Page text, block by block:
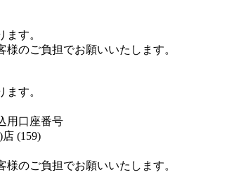
ます。
のご負担でお願いいたします。
ます。
用口座番号
(159)
のご負担でお願いいたします。